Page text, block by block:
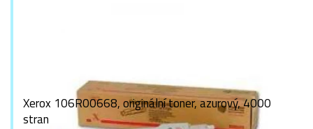
Xerox 106R00668, originální toner, azurový, 4000
stran